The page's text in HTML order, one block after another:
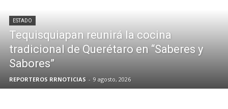
ESTADO
Tequisquiapan reunirá la cocina
tradicional de Querétaro en “Saberes y
Sabores”
REPORTEROS RRNOTICIAS - 9 agosto, 2026